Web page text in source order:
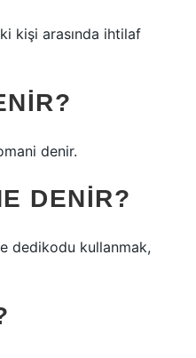
kişi arasında ihtilaf
denir.
DENIR?
dedikodu kullanmak,